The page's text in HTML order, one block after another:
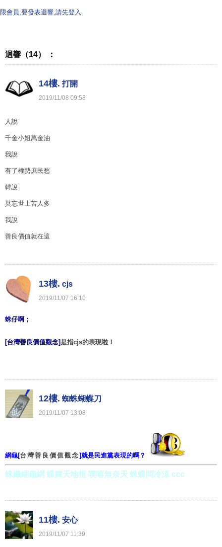
限會員,要發表迴響,請先登入
迴響（14） ：
14樓. 打開
2019/11/08 09:58
人說
千金小姐萬金油
我說
有了權勢庶民愁
韓說
莫忘世上苦人多
我說
善良價值就在這
13樓. cjs
2019/11/07 16:10
蛛仔啊；
[台灣善良價值觀念]是指cjs的表現啦！
12樓. 蜘蛛蝴蝶刀
2019/11/07 13:08
網龜[台灣善良價值觀念]就是民進黨表現的嗎？
蛛織綑龜網 蝶舞天地框 噗嘻無奈天 蛛蝶問冷涼 ccc
11樓. 安心
2019/11/07 11:39